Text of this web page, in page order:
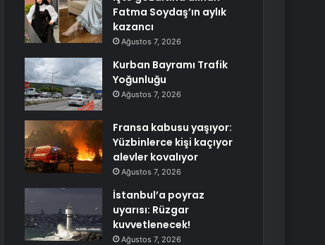
Fatma Soydaş’ın aylık
kazancı
Ağustos 7, 2026
Kurban Bayramı Trafik
Yoğunluğu
Ağustos 7, 2026
Fransa kabusu yaşıyor:
Yüzbinlerce kişi kaçıyor
alevler kovalıyor
Ağustos 7, 2026
İstanbul’a poyraz
uyarısı: Rüzgar
kuvvetlenecek!
Ağustos 7, 2026